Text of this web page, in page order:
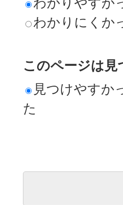
わかりにくか
このページは
見つけやすか
た